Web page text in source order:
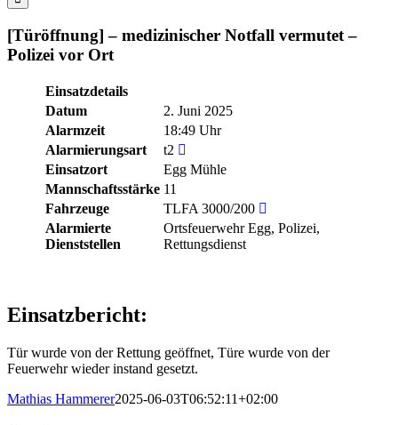
[Türöffnung] – medizinischer Notfall vermutet –
Polizei vor Ort
Einsatzdetails
Datum
2. Juni 2025
Alarmzeit
18:49 Uhr
Alarmierungsart
t2
Einsatzort
Egg Mühle
Mannschaftsstärke 11
Fahrzeuge
TLFA 3000/200
Alarmierte
Dienststellen
Ortsfeuerwehr Egg, Polizei,
Rettungsdienst
Einsatzbericht:
Tür wurde von der Rettung geöffnet, Türe wurde von der
Feuerwehr wieder instand gesetzt.
Mathias Hammerer2025-06-03T06:52:11+02:00